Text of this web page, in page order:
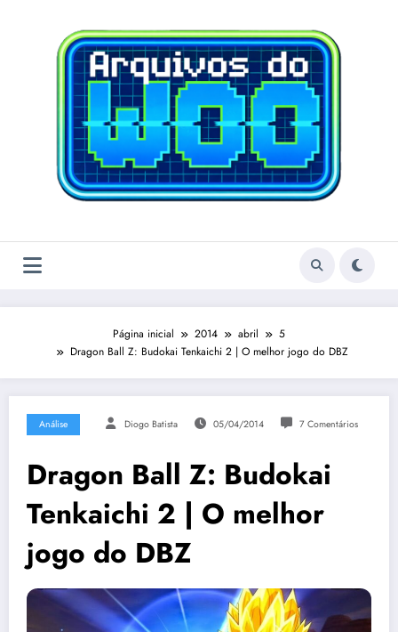
Página inicial 2014 abril
5
Dragon Ball Z: Budokai Tenkaichi 2 | O melhor jogo do DBZ
Análise Diogo Batista 05/04/2014 7 Comentários
Dragon Ball Z: Budokai
Tenkaichi 2 | O melhor
jogo do DBZ